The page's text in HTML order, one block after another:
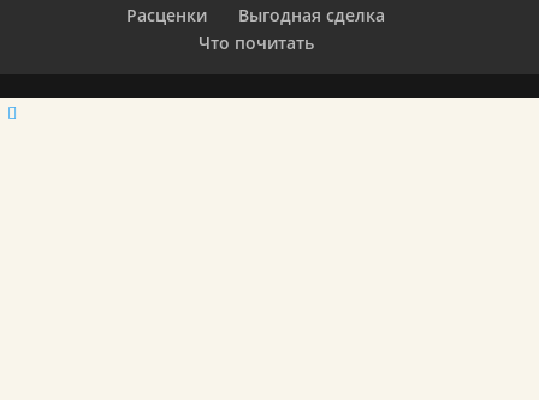
Расценки
Выгодная сделка
Что почитать